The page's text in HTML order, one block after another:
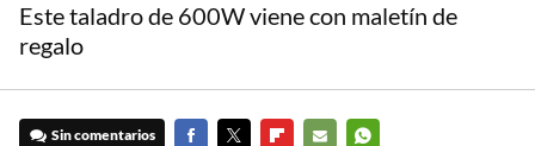
Este taladro de 600W viene con maletín de
regalo
Sin comentarios